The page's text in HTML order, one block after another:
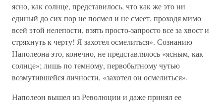
ясно, как солнце, представилось, что как же это ни
единый до сих пор не посмел и не смеет, проходя мимо
всей этой нелепости, взять просто-запросто все за хвост и
стряхнуть к черту! Я захотел осмелиться». Сознанию
Наполеона это, конечно, не представлялось «ясным, как
солнце»; лишь по темному, первобытному чутью
возмутившейся личности, «захотел он осмелиться».
Наполеон вышел из Революции и даже принял ее